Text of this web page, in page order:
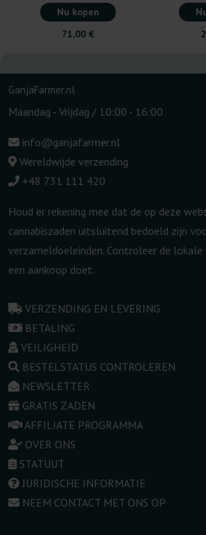
Nu kopen
71,00 €
GanjaFarmer.nl
Maandag - Vrijdag / 10:00 - 16:00
info@ganjafarmer.nl
Wereldwijde verzending
+48 731 111 420
Houd er rekening mee dat de op deze
cannabiszaden uitsluitend bedoeld zijn
verzameldoeleinden. Controleer de
een aankoop doet.
VERZENDING EN LEVERING
BETALING
VEILIGHEID
BESTELSTATUS CONTROLEREN
NEWSLETTER
GRATIS ZADEN
AFFILIATE PROGRAMMA
OVER ONS
STATUUT
JURIDISCHE INFORMATIE
NEEM CONTACT MET ONS OP